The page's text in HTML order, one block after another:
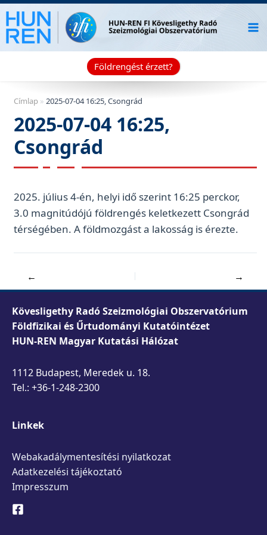
Skip
to
content
Földrengést érzett?
Címlap » 2025-07-04 16:25, Csongrád
2025-07-04 16:25,
Csongrád
2025. július 4-én, helyi idő szerint 16:25 perckor,
3.0 magnitúdójú földrengés keletkezett Csongrád
térségében. A földmozgást a lakosság is érezte.
← →
Kövesligethy Radó Szeizmológiai Obszervatórium
Földfizikai és Űrtudományi Kutatóintézet
HUN-REN Magyar Kutatási Hálózat
1112 Budapest, Meredek u. 18.
Tel.: +36-1-248-2300
Linkek
Webakadálymentesítési nyilatkozat
Adatkezelési tájékoztató
Impresszum